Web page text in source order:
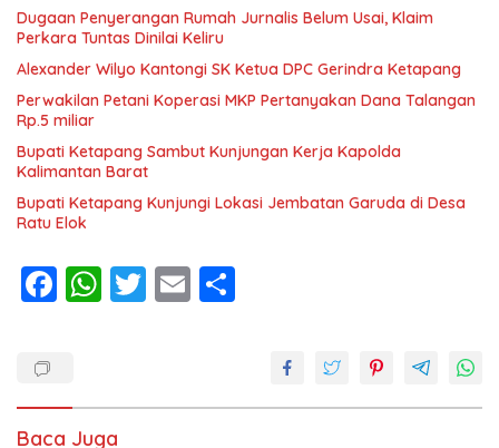
Dugaan Penyerangan Rumah Jurnalis Belum Usai, Klaim
Perkara Tuntas Dinilai Keliru
Alexander Wilyo Kantongi SK Ketua DPC Gerindra Ketapang
Perwakilan Petani Koperasi MKP Pertanyakan Dana Talangan
Rp.5 miliar
Bupati Ketapang Sambut Kunjungan Kerja Kapolda
Kalimantan Barat
Bupati Ketapang Kunjungi Lokasi Jembatan Garuda di Desa
Ratu Elok
F
ac
o
W
h
A
T
w
E
m
Baca Juga